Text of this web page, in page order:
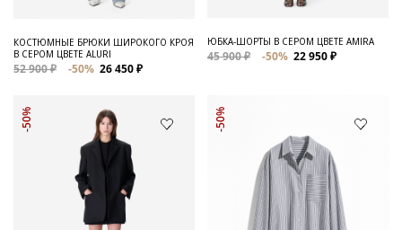
КОСТЮМНЫЕ БРЮКИ ШИРОКОГО КРОЯ
В СЕРОМ ЦВЕТЕ ALURI
52 900 ₽ -50% 26 450 ₽
ЮБКА-ШОРТЫ В СЕРОМ ЦВЕТЕ AMIRA
45 900 ₽ -50% 22 950 ₽
-50% -50%